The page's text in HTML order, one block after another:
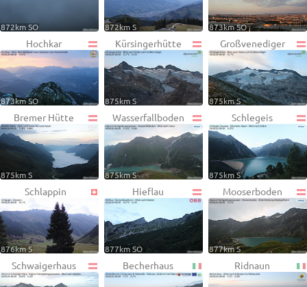
872km SO 872km S 873km SO
Hochkar
873km SO
Kürsingerhütte
875km S
Großvenediger
875km S
Bremer Hütte
875km S
Wasserfallboden
875km S
Schlegeis
875km S
Schlappin
876km S
Hieflau
877km SO
Mooserboden
877km S
Schwaigerhaus Becherhaus Ridnaun